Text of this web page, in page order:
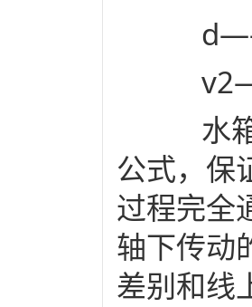
d——
v2——
水箱
公式，保
过程完全
轴下传动
差别和线